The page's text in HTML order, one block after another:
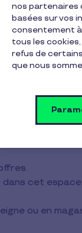
qui vous
cet
ou en
nos partenaires
basées sur vos
consentement
tous les
refus de
que nous